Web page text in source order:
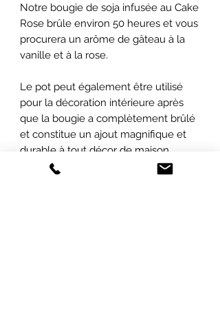
Notre bougie de soja infusée au Cake
Rose brûle environ 50 heures et vous
procurera un arôme de gâteau à la
vanille et à la rose.
Le pot peut également être utilisé
pour la décoration intérieure après
que la bougie a complètement brûlé
et constitue un ajout magnifique et
durable à tout décor de maison.
Parfait pour toutes les occasions !